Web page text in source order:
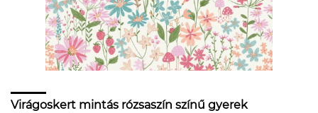
Virágoskert mintás rózsaszín színű gyerek